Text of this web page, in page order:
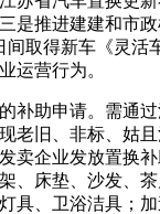
是推进建建和市
间取得新车《灵活
运营行为。
助申请。需通过
老旧、非标、姑
卖企业发放置换
、床垫、沙发、
具、卫浴洁具；